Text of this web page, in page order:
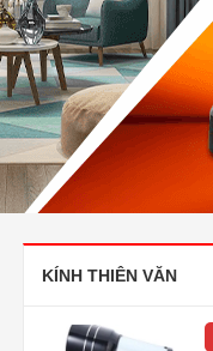
KÍNH THIÊN VĂN